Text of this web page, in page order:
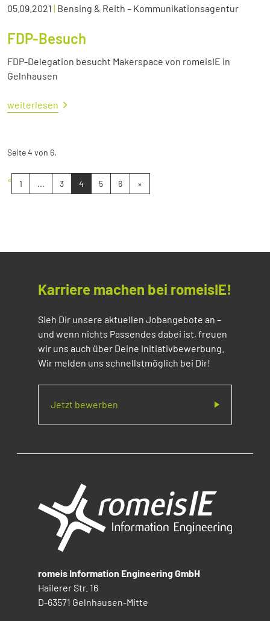
05.09.2021 | Bensing & Reith – Kommunikationsagentur
FDP-Besuch
FDP-Delegation besucht Makerspace von romeisIE in
Gelnhausen
weiterlesen
Seite 4 von 6.
« 1 ... 3 4 5 6 »
Karriere machen bei romeisIE!
Sieh Dir unsere aktuellen Jobangebote an –
und wenn nichts Passendes dabei ist, freuen
wir uns auch über Deine Initiativbewerbung.
Wir melden uns schnellstmöglich bei Dir!
Jetzt bewerben
romeis Information Engineering GmbH
Hailerer Str. 16
D-63571 Gelnhausen-Mitte